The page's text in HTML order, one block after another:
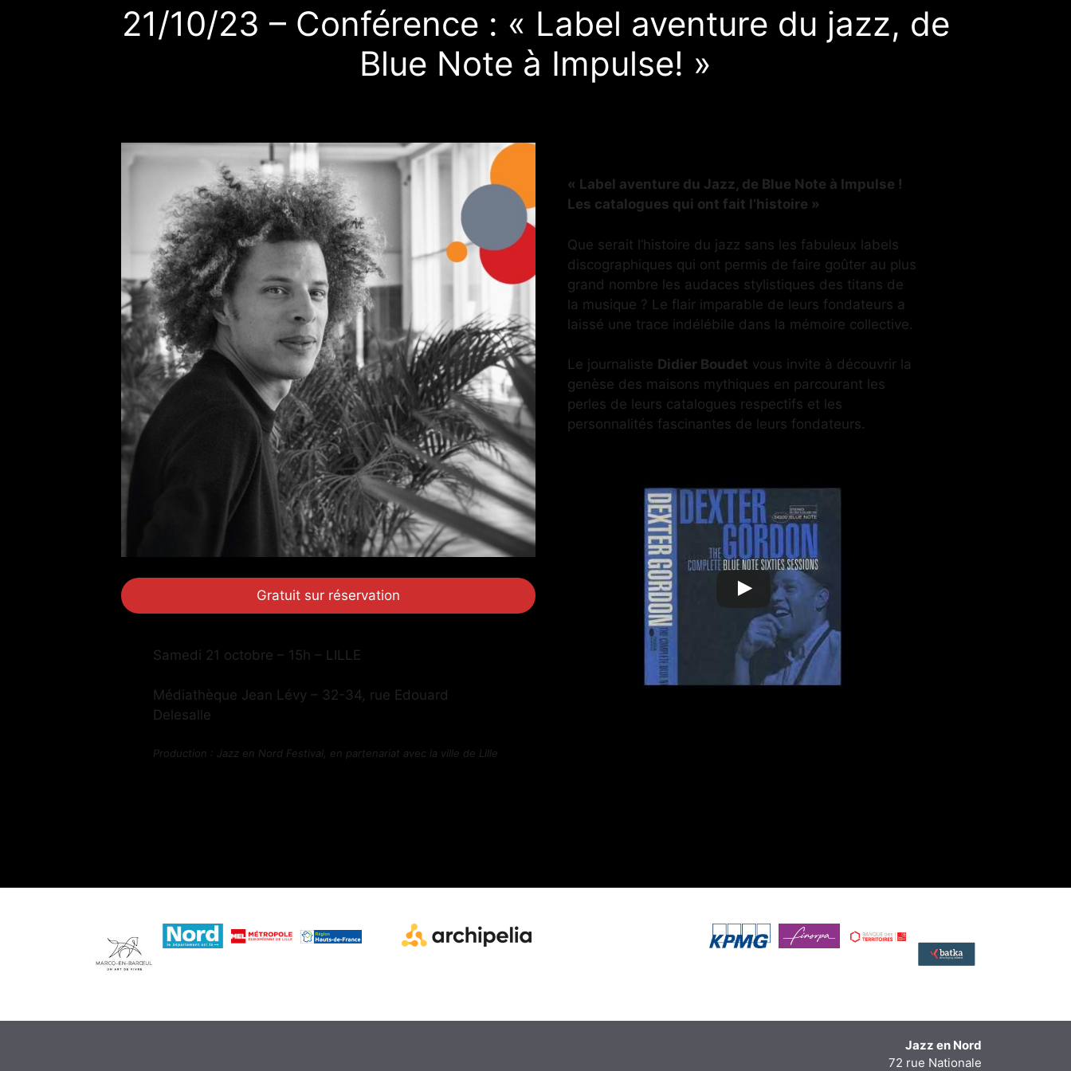
21/10/23 – Conférence : « Label aventure du jazz, de
Blue Note à Impulse! »
Gratuit sur réservation
Samedi 21 octobre – 15h – LILLE
Médiathèque Jean Lévy – 32-34, rue Edouard
Delesalle
Production : Jazz en Nord Festival, en partenariat avec la ville de Lille
« Label aventure du Jazz, de Blue Note à Impulse !
Les catalogues qui ont fait l’histoire »
Que serait l’histoire du jazz sans les fabuleux labels
discographiques qui ont permis de faire goûter au plus
grand nombre les audaces stylistiques des titans de
la musique ? Le flair imparable de leurs fondateurs a
laissé une trace indélébile dans la mémoire collective.
Le journaliste Didier Boudet vous invite à découvrir la
genèse des maisons mythiques en parcourant les
perles de leurs catalogues respectifs et les
personnalités fascinantes de leurs fondateurs.
Jazz en Nord
72 rue Nationale